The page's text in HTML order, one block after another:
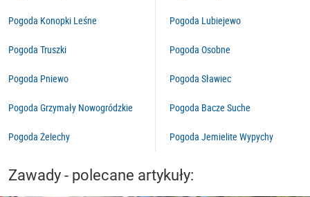
Pogoda Konopki Leśne
Pogoda Truszki
Pogoda Pniewo
Pogoda Grzymały Nowogródzkie
Pogoda Żelechy
Pogoda Lubiejewo
Pogoda Osobne
Pogoda Sławiec
Pogoda Bacze Suche
Pogoda Jemielite Wypychy
Zawady - polecane artykuły: